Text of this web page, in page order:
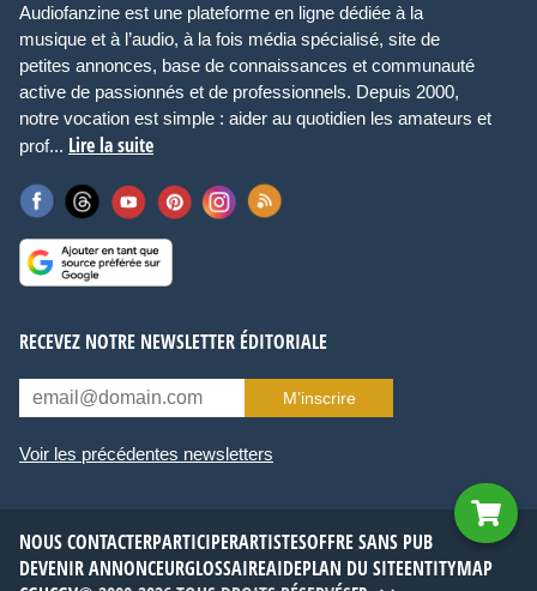
Audiofanzine est une plateforme en ligne dédiée à la
musique et à l’audio, à la fois média spécialisé, site de
petites annonces, base de connaissances et communauté
active de passionnés et de professionnels. Depuis 2000,
notre vocation est simple : aider au quotidien les amateurs et
prof... Lire la suite
RECEVEZ NOTRE NEWSLETTER ÉDITORIALE
M’inscrire
Voir les précédentes newsletters
NOUS CONTACTERPARTICIPERARTISTESOFFRE SANS PUB
DEVENIR ANNONCEURGLOSSAIREAIDEPLAN DU SITEENTITYMAP